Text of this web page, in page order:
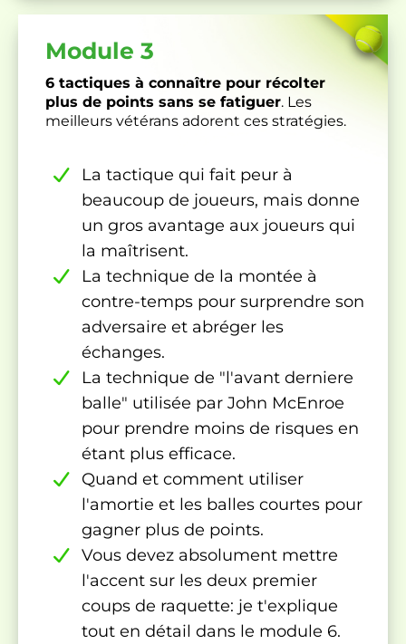
Module 3
6 tactiques à connaître pour récolter
plus de points sans se fatiguer. Les
meilleurs vétérans adorent ces stratégies.
La tactique qui fait peur à
beaucoup de joueurs, mais donne
un gros avantage aux joueurs qui
la maîtrisent.
La technique de la montée à
contre-temps pour surprendre son
adversaire et abréger les
échanges.
La technique de "l'avant derniere
balle" utilisée par John McEnroe
pour prendre moins de risques en
étant plus efficace.
Quand et comment utiliser
l'amortie et les balles courtes pour
gagner plus de points.
Vous devez absolument mettre
l'accent sur les deux premier
coups de raquette: je t'explique
tout en détail dans le module 6.